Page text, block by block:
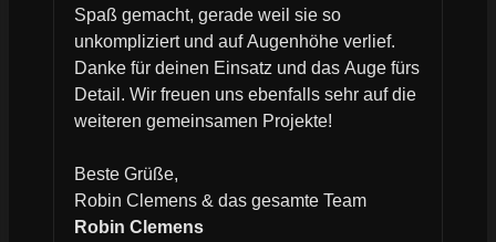
Spaß gemacht, gerade weil sie so
unkompliziert und auf Augenhöhe verlief.
Danke für deinen Einsatz und das Auge fürs
Detail. Wir freuen uns ebenfalls sehr auf die
weiteren gemeinsamen Projekte!
Beste Grüße,
Robin Clemens & das gesamte Team
Robin Clemens